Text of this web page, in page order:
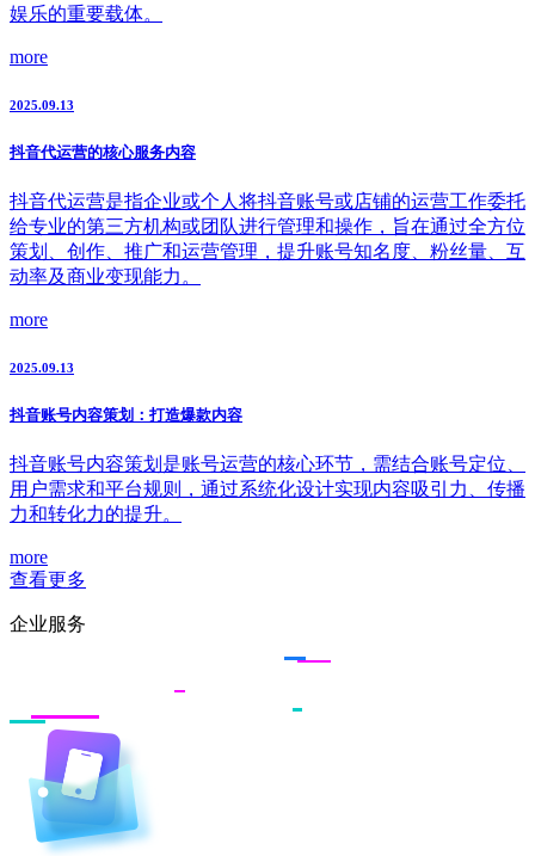
娱乐的重要载体。
more
2025.09.13
抖音代运营的核心服务内容
抖音代运营是指企业或个人将抖音账号或店铺的运营工作委托
给专业的第三方机构或团队进行管理和操作，旨在通过全方位
策划、创作、推广和运营管理，提升账号知名度、粉丝量、互
动率及商业变现能力。
more
2025.09.13
抖音账号内容策划：打造爆款内容
抖音账号内容策划是账号运营的核心环节，需结合账号定位、
用户需求和平台规则，通过系统化设计实现内容吸引力、传播
力和转化力的提升。
more
查看更多
企业服务